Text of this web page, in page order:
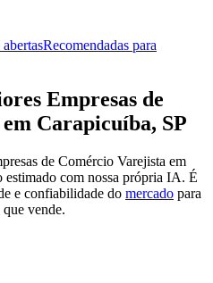
Recomendadas para
Empresas de
Carapicuíba, SP
de Comércio Varejista em
estimado com nossa própria IA. É
e confiabilidade do mercado para
vende.